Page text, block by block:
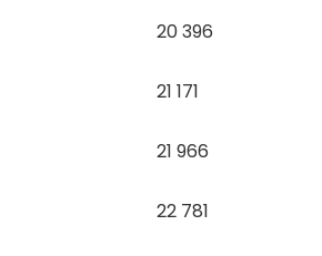
20 396
21 171
21 966
22 781